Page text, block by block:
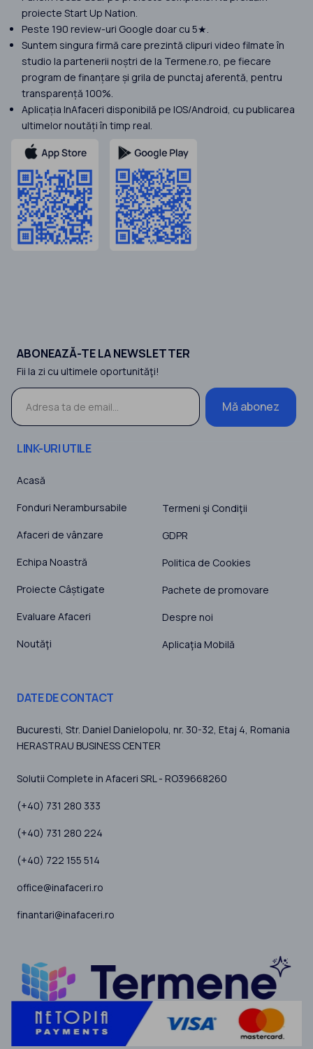
proiecte Start Up Nation.
Peste 190 review-uri Google doar cu 5★.
Suntem singura firmă care prezintă clipuri video filmate în
studio la partenerii noștri de la Termene.ro, pe fiecare
program de finanțare și grila de punctaj aferentă, pentru
transparență 100%.
Aplicația InAfaceri disponibilă pe IOS/Android, cu publicarea
ultimelor noutăți în timp real.
ABONEAZĂ-TE LA NEWSLETTER
Fii la zi cu ultimele oportunităţi!
Mă abonez
LINK-URI UTILE
Acasă
Fonduri Nerambursabile
Afaceri de vânzare
Echipa Noastră
Proiecte Câștigate
Evaluare Afaceri
Noutăţi
Termeni şi Condiţii
GDPR
Politica de Cookies
Pachete de promovare
Despre noi
Aplicaţia Mobilă
DATE DE CONTACT
Bucuresti, Str. Daniel Danielopolu, nr. 30-32, Etaj 4, Romania
HERASTRAU BUSINESS CENTER
Solutii Complete in Afaceri SRL - RO39668260
(+40) 731 280 333
(+40) 731 280 224
(+40) 722 155 514
office@inafaceri.ro
finantari@inafaceri.ro